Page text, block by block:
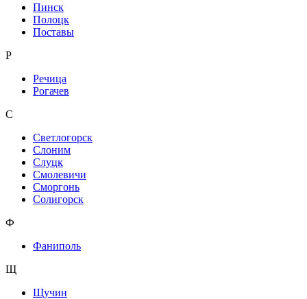
Пинск
Полоцк
Поставы
Р
Речица
Рогачев
С
Светлогорск
Слоним
Слуцк
Смолевичи
Сморгонь
Солигорск
Ф
Фаниполь
Щ
Щучин